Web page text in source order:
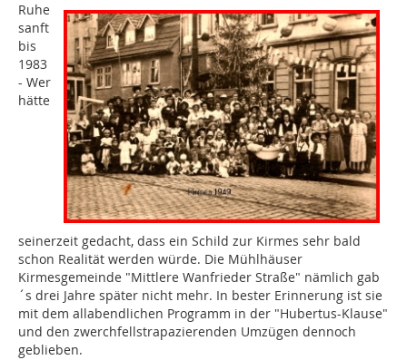
Ruhe
sanft
bis
1983
- Wer
hätte
seinerzeit gedacht, dass ein Schild zur Kirmes sehr bald
schon Realität werden würde. Die Mühlhäuser
Kirmesgemeinde "Mittlere Wanfrieder Straße" nämlich gab
´s drei Jahre später nicht mehr. In bester Erinnerung ist sie
mit dem allabendlichen Programm in der "Hubertus-Klause"
und den zwerchfellstrapazierenden Umzügen dennoch
geblieben.